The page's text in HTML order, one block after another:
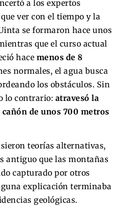
a los expertos
ver con el tiempo y la
se formaron hace unos
que el curso actual
hace menos de 8
normales, el agua busca
los obstáculos. Sin
lo contrario: atravesó la
de unos 700 metros
teorías alternativas,
antiguo que las montañas
capturado por otros
explicación terminaba
geológicas.